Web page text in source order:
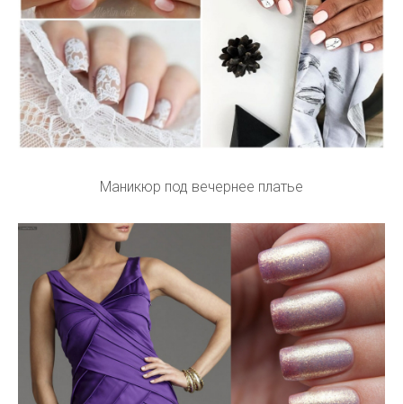
Маникюр под вечернее платье